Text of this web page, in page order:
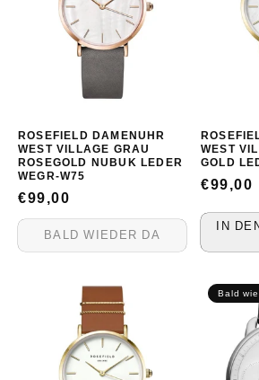
ROSEFIELD DAMENUHR
WEST VILLAGE GRAU
ROSEGOLD NUBUK LEDER
WEGR-W75
NORMALER
PREIS
€99,00
BALD WIEDER DA
WEST
GOLD
€99,00
IN
Bald